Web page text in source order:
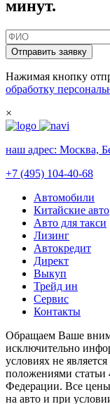
минут.
Отправить заявку
Нажимая кнопку
обработку
×
наш адрес: Москва,
+7 (495) 104-40-68
Автомобили
Китайские авто
Авто для такси
Лизинг
Автокредит
Директ
Выкуп
Трейд ин
Сервис
Контакты
Обращаем Ваше
исключительно
условиях не
положениями статьи
Федерации. Все
на авто и при